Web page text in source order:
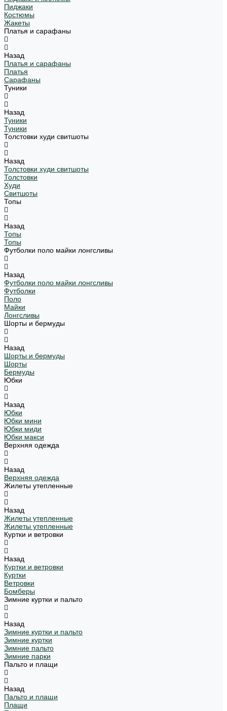
Пиджаки
Костюмы
Жакеты
Платья и сарафаны
Назад
Платья и сарафаны
Платья
Сарафаны
Туники
Назад
Туники
Туники
Толстовки худи свитшоты
Назад
Толстовки худи свитшоты
Толстовки
Худи
Свитшоты
Топы
Назад
Топы
Топы
Футболки поло майки лонгсливы
Назад
Футболки поло майки лонгсливы
Футболки
Поло
Майки
Лонгсливы
Шорты и бермуды
Назад
Шорты и бермуды
Шорты
Бермуды
Юбки
Назад
Юбки
Юбки мини
Юбки миди
Юбки макси
Верхняя одежда
Назад
Верхняя одежда
Жилеты утепленные
Назад
Жилеты утепленные
Жилеты утепленные
Куртки и ветровки
Назад
Куртки и ветровки
Куртки
Ветровки
Бомберы
Зимние куртки и пальто
Назад
Зимние куртки и пальто
Зимние куртки
Зимние пальто
Зимние парки
Пальто и плащи
Назад
Пальто и плащи
Плащи